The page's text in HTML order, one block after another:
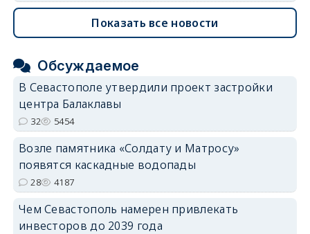
Показать все новости
Обсуждаемое
В Севастополе утвердили проект застройки
центра Балаклавы
32 5454
Возле памятника «Солдату и Матросу»
появятся каскадные водопады
28 4187
Чем Севастополь намерен привлекать
инвесторов до 2039 года